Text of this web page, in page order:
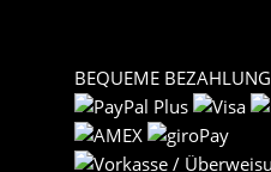
BEQUEME BEZAHLUNG